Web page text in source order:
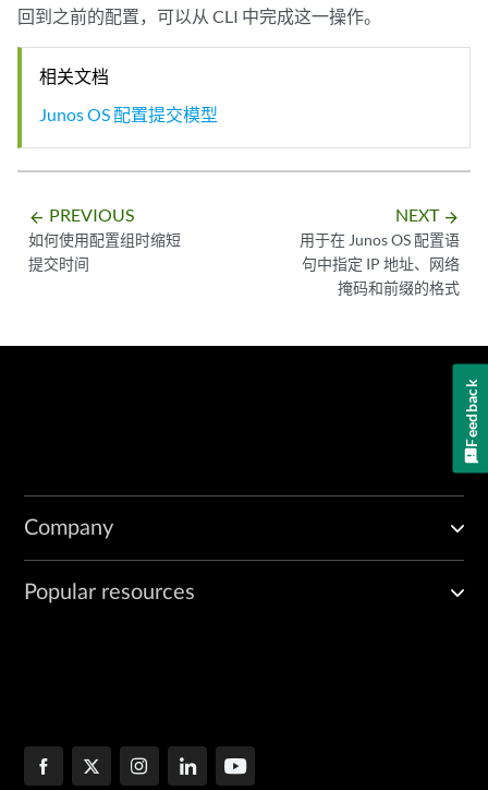
回到之前的配置，可以从 CLI 中完成这一操作。
相关文档
Junos OS 配置提交模型
arrow_backward PREVIOUS
如何使用配置组时缩短
提交时间
NEXT arrow_forward
用于在 Junos OS 配置语
句中指定 IP 地址、网络
掩码和前缀的格式
Company
Popular resources
Feedback